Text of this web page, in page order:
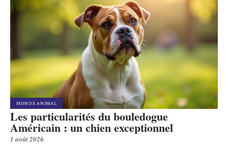
MONDE ANIMAL
Les particularités du bouledogue
Américain : un chien exceptionnel
1 août 2026